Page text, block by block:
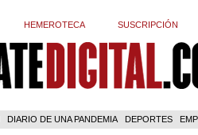
HEMEROTECA SUSCRIPCIÓN
DIARIO DE UNA PANDEMIA DEPORTES